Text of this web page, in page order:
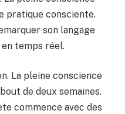
pratique consciente.
son langage
temps réel.
La pleine conscience
de deux semaines.
commence avec des